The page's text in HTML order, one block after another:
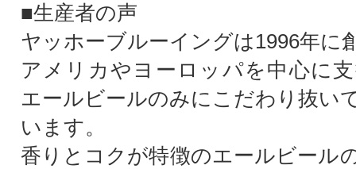
■生産者の声
ヤッホーブルーイングは1996年に
アメリカやヨーロッパを中心に
エールビールのみにこだわり抜い
います。
香りとコクが特徴のエールビール